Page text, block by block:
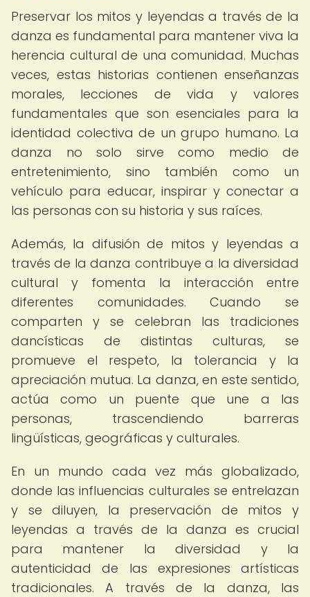
Preservar los mitos y leyendas a través de la
danza es fundamental para mantener viva la
herencia cultural de una comunidad. Muchas
veces, estas historias contienen enseñanzas
morales, lecciones de vida y valores
fundamentales que son esenciales para la
identidad colectiva de un grupo humano. La
danza no solo sirve como medio de
entretenimiento, sino también como un
vehículo para educar, inspirar y conectar a
las personas con su historia y sus raíces.
Además, la difusión de mitos y leyendas a
través de la danza contribuye a la diversidad
cultural y fomenta la interacción entre
diferentes comunidades. Cuando se
comparten y se celebran las tradiciones
dancísticas de distintas culturas, se
promueve el respeto, la tolerancia y la
apreciación mutua. La danza, en este sentido,
actúa como un puente que une a las
personas, trascendiendo barreras
lingüísticas, geográficas y culturales.
En un mundo cada vez más globalizado,
donde las influencias culturales se entrelazan
y se diluyen, la preservación de mitos y
leyendas a través de la danza es crucial
para mantener la diversidad y la
autenticidad de las expresiones artísticas
tradicionales. A través de la danza, las